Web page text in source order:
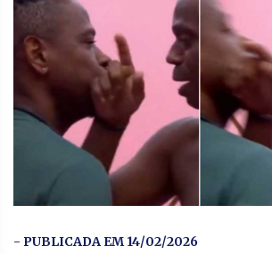
- PUBLICADA EM 14/02/2026